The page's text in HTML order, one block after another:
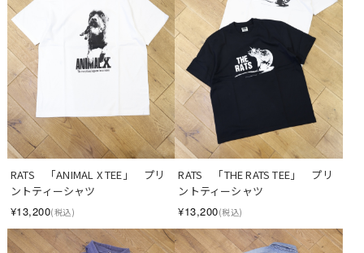
RATS　「ANIMAL X TEE」　プリ
ントティーシャツ
¥13,200(税込)
RATS　「THE RATS TEE」　プリ
ントティーシャツ
¥13,200(税込)